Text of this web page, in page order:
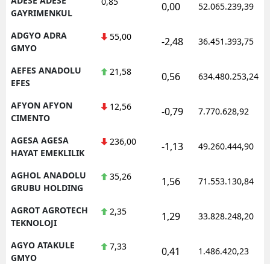
GAYRIMENKUL
0,00 52.065.239,39
ADGYO ADRA
GMYO
55,00 -2,48 36.451.393,75
AEFES ANADOLU
EFES
21,58 0,56 634.480.253,24
AFYON AFYON
CIMENTO
12,56 -0,79 7.770.628,92
AGESA AGESA
HAYAT EMEKLILIK
236,00 -1,13 49.260.444,90
AGHOL ANADOLU
GRUBU HOLDING
35,26 1,56 71.553.130,84
AGROT AGROTECH
TEKNOLOJI
2,35 1,29 33.828.248,20
AGYO ATAKULE
GMYO
7,33 0,41 1.486.420,23